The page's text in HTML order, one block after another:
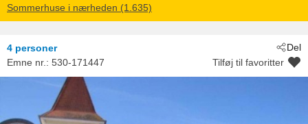
Sommerhuse i nærheden (1.635)
Del
4 personer
Emne nr.: 530-171447 Tilføj til favoritter